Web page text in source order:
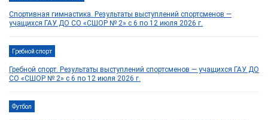
Спортивная гимнастика. Результаты выступлений спортсменов —
учащихся ГАУ ДО СО «СШОР № 2» с 6 по 12 июля 2026 г.
Гребной спорт
Гребной спорт. Результаты выступлений спортсменов — учащихся ГАУ ДО
СО «СШОР № 2» с 6 по 12 июля 2026 г.
Футбол